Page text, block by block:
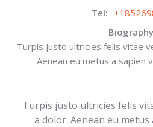
Tel:
Turpis justo ultricies felis vitae
Aenean eu metus a sapien
Turpis justo ultricies felis
a dolor. Aenean eu